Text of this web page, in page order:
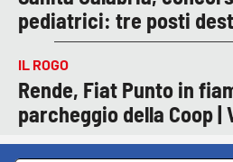
pediatrici: tre posti
IL ROGO
Rende, Fiat Punto in
parcheggio della Coop |